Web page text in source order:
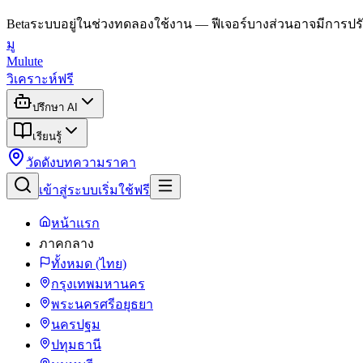
Betaระบบอยู่ในช่วงทดลองใช้งาน — ฟีเจอร์บางส่วนอาจมีการป
มู
Mulute
วิเคราะห์ฟรี
ปรึกษา AI
เรียนรู้
วัดดังบทความราคา
เข้าสู่ระบบเริ่มใช้ฟรี
หน้าแรก
ภาคกลาง
ทั้งหมด (ไทย)
กรุงเทพมหานคร
พระนครศรีอยุธยา
นครปฐม
ปทุมธานี